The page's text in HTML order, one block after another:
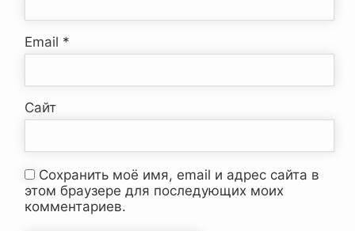
Email *
Сайт
Сохранить моё имя, email и адрес сайта в
этом браузере для последующих моих
комментариев.